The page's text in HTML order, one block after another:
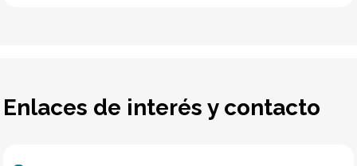
Enlaces de interés y contacto